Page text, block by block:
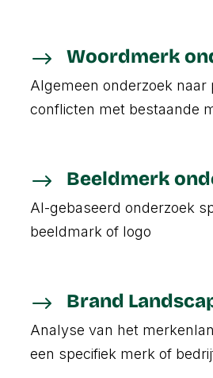
$ Woordmerk
Algemeen onderzoek naar
conflicten met bestaande
$ Beeldmerk
AI-gebaseerd onderzoek
beeldmark of logo
$ Brand
Analyse van het
een specifiek merk of